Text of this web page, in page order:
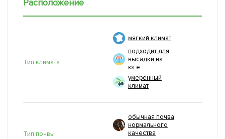
Расположение
Тип климата
мягкий климат
подходит для
высадки на
юге
умеренный
климат
Тип почвы
обычная почва
нормального
качества